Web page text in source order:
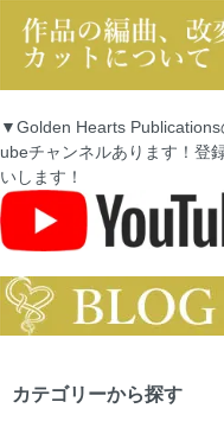
▼Golden Hearts Publications
ubeチャンネルあります！登
いします！
カテゴリーから探す